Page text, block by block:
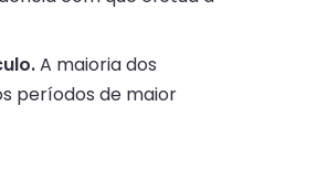
A maioria dos
períodos de maior